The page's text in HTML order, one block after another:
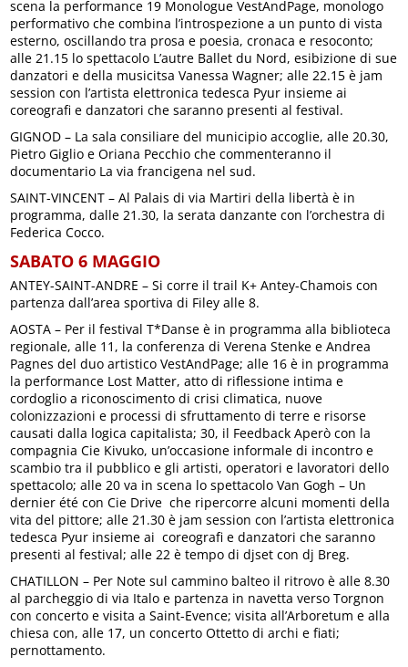
scena la performance 19 Monologue VestAndPage, monologo
performativo che combina l’introspezione a un punto di vista
esterno, oscillando tra prosa e poesia, cronaca e resoconto;
alle 21.15 lo spettacolo L’autre Ballet du Nord, esibizione di sue
danzatori e della musicitsa Vanessa Wagner; alle 22.15 è jam
session con l’artista elettronica tedesca Pyur insieme ai
coreografi e danzatori che saranno presenti al festival.
GIGNOD – La sala consiliare del municipio accoglie, alle 20.30,
Pietro Giglio e Oriana Pecchio che commenteranno il
documentario La via francigena nel sud.
SAINT-VINCENT – Al Palais di via Martiri della libertà è in
programma, dalle 21.30, la serata danzante con l’orchestra di
Federica Cocco.
SABATO 6 MAGGIO
ANTEY-SAINT-ANDRE – Si corre il trail K+ Antey-Chamois con
partenza dall’area sportiva di Filey alle 8.
AOSTA – Per il festival T*Danse è in programma alla biblioteca
regionale, alle 11, la conferenza di Verena Stenke e Andrea
Pagnes del duo artistico VestAndPage; alle 16 è in programma
la performance Lost Matter, atto di riflessione intima e
cordoglio a riconoscimento di crisi climatica, nuove
colonizzazioni e processi di sfruttamento di terre e risorse
causati dalla logica capitalista; 30, il Feedback Aperò con la
compagnia Cie Kivuko, un’occasione informale di incontro e
scambio tra il pubblico e gli artisti, operatori e lavoratori dello
spettacolo; alle 20 va in scena lo spettacolo Van Gogh – Un
dernier été con Cie Drive che ripercorre alcuni momenti della
vita del pittore; alle 21.30 è jam session con l’artista elettronica
tedesca Pyur insieme ai coreografi e danzatori che saranno
presenti al festival; alle 22 è tempo di djset con dj Breg.
CHATILLON – Per Note sul cammino balteo il ritrovo è alle 8.30
al parcheggio di via Italo e partenza in navetta verso Torgnon
con concerto e visita a Saint-Evence; visita all’Arboretum e alla
chiesa con, alle 17, un concerto Ottetto di archi e fiati;
pernottamento.